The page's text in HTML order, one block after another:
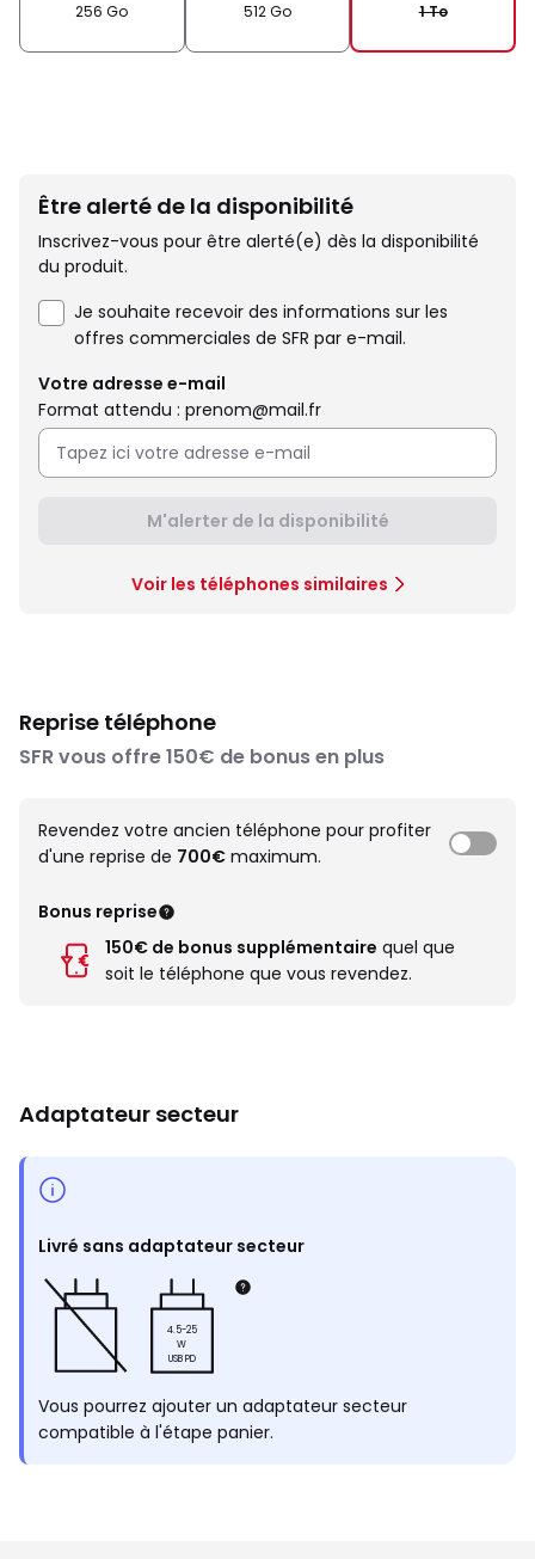
256 Go 512 Go 1 To
Être alerté de la disponibilité
Inscrivez-vous pour être alerté(e) dès la disponibilité
du produit.
Je souhaite recevoir des informations sur les
offres commerciales de SFR par e-mail.
Votre adresse e-mail
Format attendu : prenom@mail.fr
M'alerter de la disponibilité
Voir les téléphones similaires
Reprise téléphone
SFR vous offre 150€ de bonus en plus
Revendez votre ancien téléphone pour profiter
d'une reprise de 700€ maximum.
Bonus reprise
150€ de bonus supplémentaire quel que
soit le téléphone que vous revendez.
Adaptateur secteur
Livré sans adaptateur secteur
4.5-25
W
USB PD
Vous pourrez ajouter un adaptateur secteur
compatible à l'étape panier.